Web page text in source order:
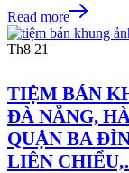
Read more
Th8 21
TIỆM BÁN
ĐÀ NẴNG,
QUẬN BA
LIÊN